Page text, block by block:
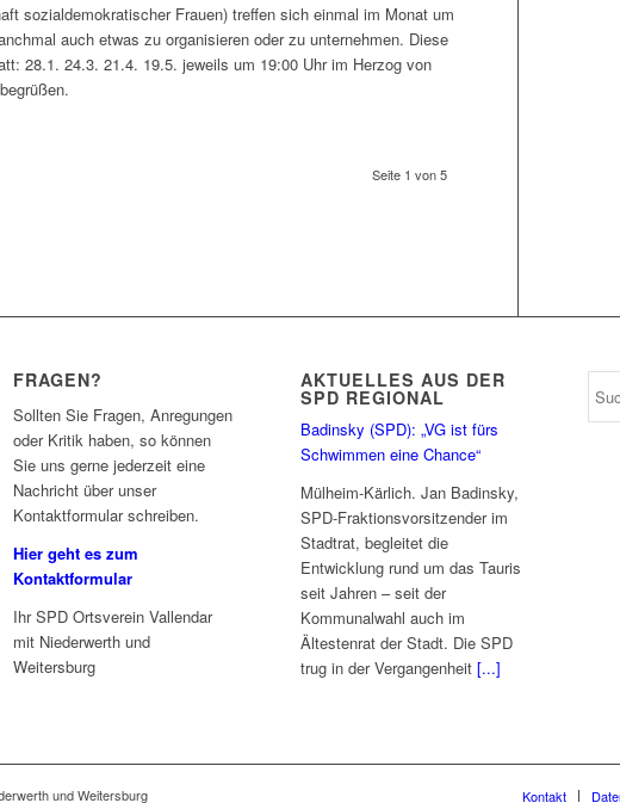
sozialdemokratischer Frauen) treffen sich einmal im Monat um
auch etwas zu organisieren oder zu unternehmen. Diese
28.1. 24.3. 21.4. 19.5. jeweils um 19:00 Uhr im Herzog von
Seite 1 von 5
FRAGEN?
Sollten Sie Fragen, Anregungen
oder Kritik haben, so können
Sie uns gerne jederzeit eine
Nachricht über unser
Kontaktformular schreiben.
Hier geht es zum
Kontaktformular
Ihr SPD Ortsverein Vallendar
mit Niederwerth und
Weitersburg
AKTUELLES AUS DER
SPD REGIONAL
Badinsky (SPD): „VG ist fürs
Schwimmen eine Chance“
Mülheim-Kärlich. Jan Badinsky,
SPD-Fraktionsvorsitzender im
Stadtrat, begleitet die
Entwicklung rund um das Tauris
seit Jahren – seit der
Kommunalwahl auch im
Ältestenrat der Stadt. Die SPD
trug in der Vergangenheit[...]
und Weitersburg Kontakt